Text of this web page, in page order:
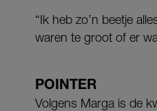
“Ik heb zo’n beetje
waren te groot of er
POINTER
Volgens Marga is de